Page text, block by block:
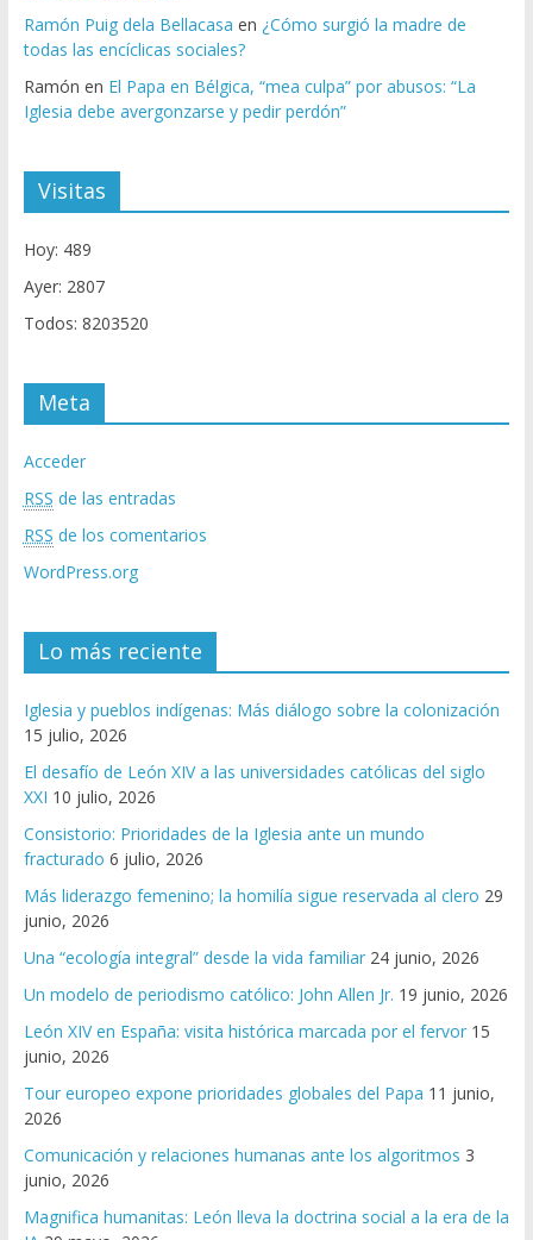
Ramón Puig dela Bellacasa en ¿Cómo surgió la madre de
todas las encíclicas sociales?
Ramón en El Papa en Bélgica, “mea culpa” por abusos: “La
Iglesia debe avergonzarse y pedir perdón”
Visitas
Hoy: 489
Ayer: 2807
Todos: 8203520
Meta
Acceder
RSS de las entradas
RSS de los comentarios
WordPress.org
Lo más reciente
Iglesia y pueblos indígenas: Más diálogo sobre la colonización
15 julio, 2026
El desafío de León XIV a las universidades católicas del siglo
XXI 10 julio, 2026
Consistorio: Prioridades de la Iglesia ante un mundo
fracturado 6 julio, 2026
Más liderazgo femenino; la homilía sigue reservada al clero 29
junio, 2026
Una “ecología integral” desde la vida familiar 24 junio, 2026
Un modelo de periodismo católico: John Allen Jr. 19 junio, 2026
León XIV en España: visita histórica marcada por el fervor 15
junio, 2026
Tour europeo expone prioridades globales del Papa 11 junio,
2026
Comunicación y relaciones humanas ante los algoritmos 3
junio, 2026
Magnifica humanitas: León lleva la doctrina social a la era de la